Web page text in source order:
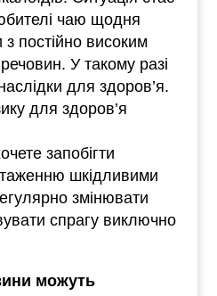
чаю щодня
постійно високим
У такому разі
для здоров’я.
для здоров’я
запобігти
шкідливими
змінювати
спрагу виключно
можуть